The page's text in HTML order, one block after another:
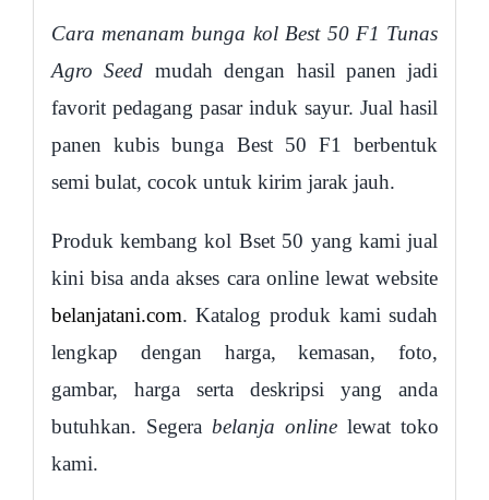
Cara menanam bunga kol Best 50 F1 Tunas
Agro Seed mudah dengan hasil panen jadi
favorit pedagang pasar induk sayur. Jual hasil
panen kubis bunga Best 50 F1 berbentuk
semi bulat, cocok untuk kirim jarak jauh.
Produk kembang kol Bset 50 yang kami jual
kini bisa anda akses cara online lewat website
belanjatani.com. Katalog produk kami sudah
lengkap dengan harga, kemasan, foto,
gambar, harga serta deskripsi yang anda
butuhkan. Segera belanja onlinelewat toko
kami.